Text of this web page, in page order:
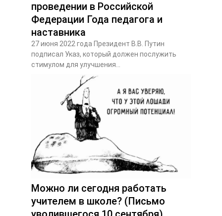
проведении в Российской
Федерации Года педагога и
наставника
27 июня 2022 года Президент В.В. Путин
подписал Указ, который должен послужить
стимулом для улучшения...
Можно ли сегодня работать
учителем в школе? (Письмо